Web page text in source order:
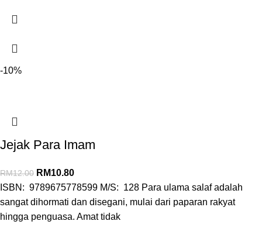
-10%
Jejak Para Imam
RM12.00 RM10.80
ISBN: 9789675778599 M/S: 128 Para ulama salaf adalah
sangat dihormati dan disegani, mulai dari paparan rakyat
hingga penguasa. Amat tidak